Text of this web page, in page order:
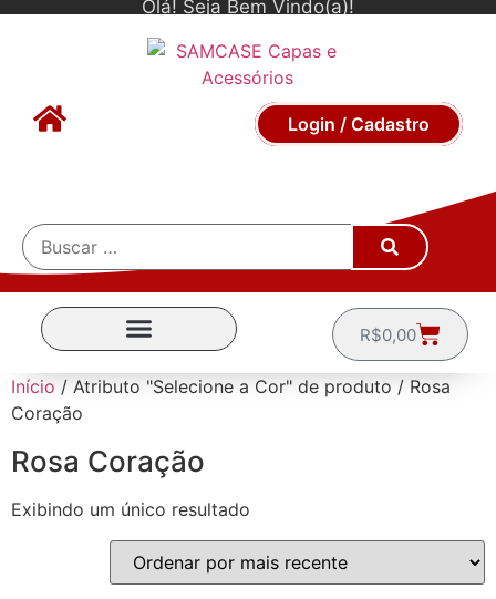
Olá! Seja Bem Vindo(a)!
Login / Cadastro
R$0,00
Início / Atributo "Selecione a Cor" de produto / Rosa
Coração
Rosa Coração
Exibindo um único resultado